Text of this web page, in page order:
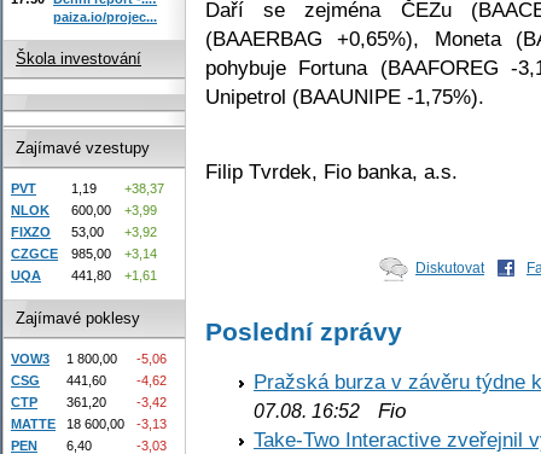
Daří se zejména ČEZu
(BAAERBAG +0,65%), Moneta
pohybuje Fortuna (BAAFOREG -
Unipetrol (BAAUNIPE -1,75%).
Filip Tvrdek, Fio banka, a.s.
Diskutovat
Poslední zprávy
Pražská burza v závěru týdne
07.08. 16:52 Fio
Take-Two Interactive zveřejnil
paiza.io/projec...
Škola investování
Zajímavé vzestupy
PVT 1,19
+38,37
NLOK
600,00
+3,99
FIXZO
53,00
+3,92
CZGCE
985,00
+3,14
UQA
441,80 +1,61
Zajímavé poklesy
VOW3 1 800,00
-5,06
CSG
441,60
-4,62
CTP
361,20
-3,42
MATTE
18 600,00
-3,13
PEN
6,40 -3,03